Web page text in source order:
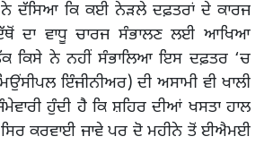
ਨੇ ਦੱਸਿਆ ਕਿ ਕਈ ਨੇੜਲੇ ਦਫ਼ਤਰਾਂ ਦੇ ਕਾਰਜ
ਦਾ ਵਾਧੂ ਚਾਰਜ ਸੰਭਾਲਣ ਲਈ ਆਖਿਆ
ਕਿਸੇ ਨੇ ਨਹੀਂ ਸੰਭਾਲਿਆ ਇਸ ਦਫ਼ਤਰ ‘ਚ
ਇੰਜੀਨੀਅਰ) ਦੀ ਅਸਾਮੀ ਵੀ ਖਾਲੀ
ਹੁੰਦੀ ਹੈ ਕਿ ਸ਼ਹਿਰ ਦੀਆਂ ਖਸਤਾ ਹਾਲ
ਕਰਵਾਈ ਜਾਵੇ ਪਰ ਦੋ ਮਹੀਨੇ ਤੋਂ ਈਐਮਈ